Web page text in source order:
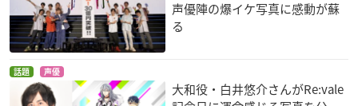
声優陣の爆イケ写真に感動が蘇
る
話題 声優
大和役・白井悠介さんがRe:vale